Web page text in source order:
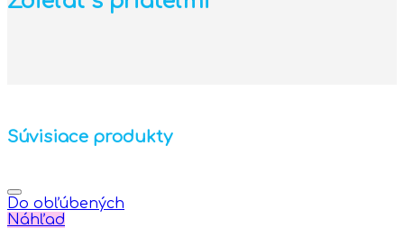
Súvisiace produkty
Do obľúbených
Náhľad